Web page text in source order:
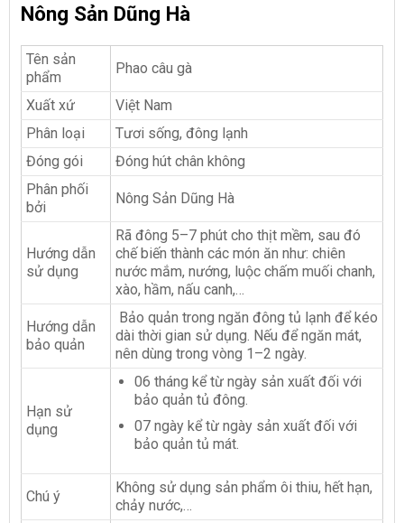
Nông Sản Dũng Hà
Tên sản
phẩm
Phao câu gà
Xuất xứ
Việt Nam
Phân loại
Tươi sống, đông lạnh
Đóng gói
Đóng hút chân không
Phân phối
bởi
Nông Sản Dũng Hà
Hướng dẫn
sử dụng
Rã đông 5–7 phút cho thịt mềm, sau đó
chế biến thành các món ăn như: chiên
nước mắm, nướng, luộc chấm muối chanh,
xào, hầm, nấu canh,…
Hướng dẫn
bảo quản
Bảo quản trong ngăn đông tủ lạnh để kéo
dài thời gian sử dụng. Nếu để ngăn mát,
nên dùng trong vòng 1–2 ngày.
Hạn sử
dụng
06 tháng kể từ ngày sản xuất đối với
bảo quản tủ đông.
07 ngày kể từ ngày sản xuất đối với
bảo quản tủ mát.
Chú ý
Không sử dụng sản phẩm ôi thiu, hết hạn,
chảy nước,…